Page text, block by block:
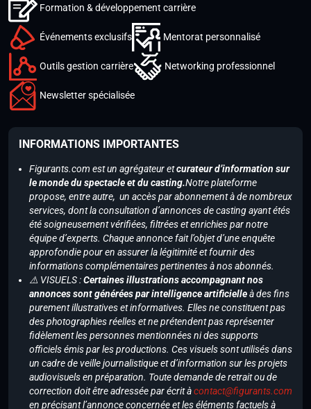
Formation & développement carrière
Événements exclusifs Mentorat personnalisé
Outils gestion carrière Networking professionnel
Newsletter spécialisée
INFORMATIONS IMPORTANTES
Figurants.com est un agrégateur etcurateur d’information sur
le monde du spectacle et du casting.Notre plateforme
propose, entre autre, un accès par abonnement à de nombreux
services, dont la consultation d’annonces de casting ayant étés
été soigneusement vérifiées, filtrées et enrichies par notre
équipe d’experts. Chaque annonce fait l’objet d’une enquête
approfondie pour en assurer la légitimité et fournir des
informations complémentaires pertinentes à nos abonnés.
⚠️ VISUELS :Certaines illustrations accompagnant nos
annonces sont générées par intelligence artificielleà des fins
purement illustratives et informatives. Elles ne constituent pas
des photographies réelles et ne prétendent pas représenter
fidèlement les personnes mentionnées ni des supports
officiels émis par les productions. Ces visuels sont utilisés dans
un cadre de veille journalistique et d’information sur les projets
audiovisuels en préparation. Toute demande de retrait ou de
correction doit être adressée par écrit àcontact@figurants.com
en précisant l’annonce concernée et les éléments factuels à